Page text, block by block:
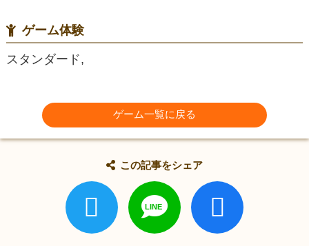
ゲーム体験
スタンダード,
ゲーム一覧に戻る
この記事をシェア